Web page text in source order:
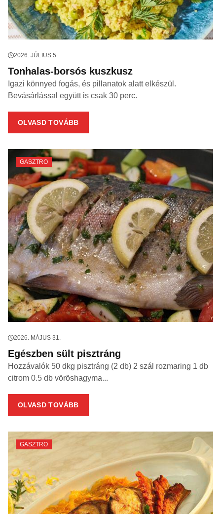
2026. JÚLIUS 5.
Tonhalas-borsós kuszkusz
Igazi könnyed fogás, és pillanatok alatt elkészül.
Bevásárlással együtt is csak 30 perc.
OLVASD TOVÁBB
GASZTRO
2026. MÁJUS 31.
Egészben sült pisztráng
Hozzávalók 50 dkg pisztráng (2 db) 2 szál rozmaring 1 db
citrom 0.5 db vöröshagyma...
OLVASD TOVÁBB
GASZTRO